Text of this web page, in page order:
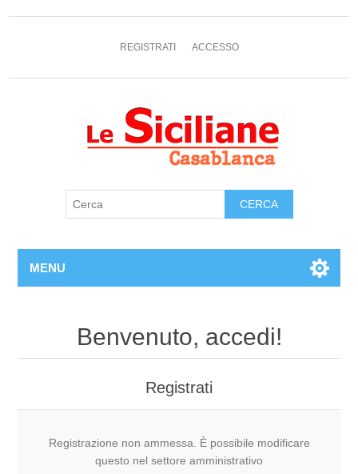
REGISTRATI ACCESSO
MENU
Benvenuto, accedi!
Registrati
Registrazione non ammessa. È possibile modificare
questo nel settore amministrativo